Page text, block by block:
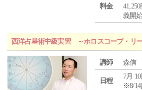
料金
義開
西洋占星術中級実習 ～ホロスコープ・リ
講師 森信
日程
7月
※8/14